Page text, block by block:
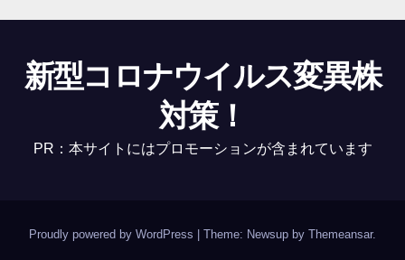
新型コロナウイルス変異株
対策！
PR：本サイトにはプロモーションが含まれています
Proudly powered by WordPress Theme: Newsup by Themeansar.